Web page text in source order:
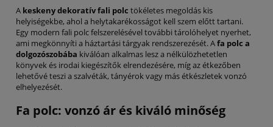
A keskeny dekoratív fali polc tökéletes megoldás kis
helyiségekbe, ahol a helytakarékosságot kell szem előtt tartani.
Egy modern fali polc felszerelésével további tárolóhelyet nyerhet,
ami megkönnyíti a háztartási tárgyak rendszerezését. Afa polc a
dolgozószobába kiválóan alkalmas lesz a nélkülözhetetlen
könyvek és irodai kiegészítők elrendezésére, míg az étkezőben
lehetővé teszi a szalvéták, tányérok vagy más étkészletek vonzó
elhelyezését.
Fa polc: vonzó ár és kiváló minőség